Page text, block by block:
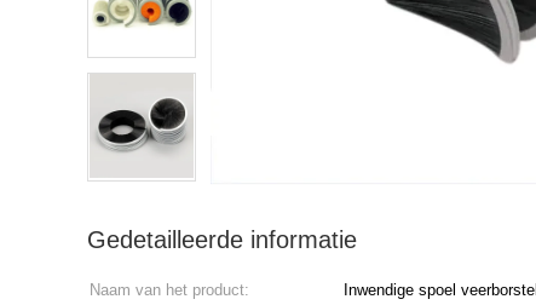
Gedetailleerde informatie
Naam van het product: Inwendige spoel veerborstel